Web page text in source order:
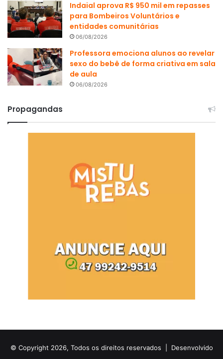
Indaial aprova R$ 950 mil em repasses
para Bombeiros Voluntários e
entidades comunitárias
06/08/2026
Professora emociona alunos ao revelar
sexo do bebê de forma criativa em sala
de aula
06/08/2026
Propagandas
© Copyright 2026, Todos os direitos reservados | Desenvolvido